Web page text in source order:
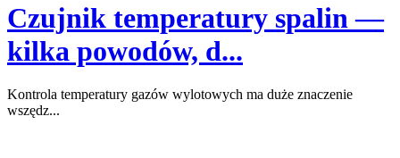
Czujnik temperatury spalin —
kilka powodów, d...
Kontrola temperatury gazów wylotowych ma duże znaczenie
wszędz...